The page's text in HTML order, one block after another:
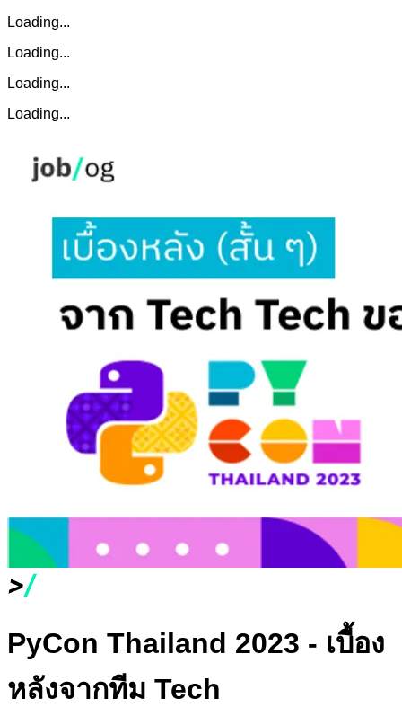
Loading...
Loading...
Loading...
Loading...
PyCon Thailand 2023 - เบื้อง
หลังจากทีม Tech